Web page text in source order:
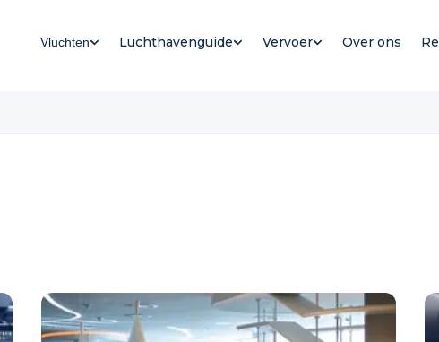
Vluchten Luchthavenguide Vervoer Over ons